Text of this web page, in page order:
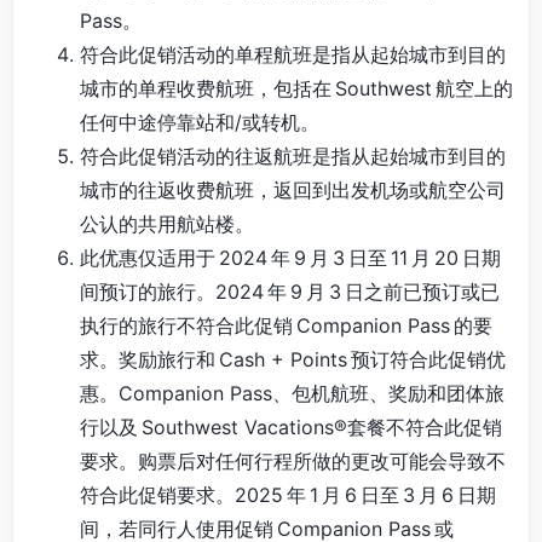
Pass。
符合此促销活动的单程航班是指从起始城市到目的
城市的单程收费航班，包括在 Southwest 航空上的
任何中途停靠站和/或转机。
符合此促销活动的往返航班是指从起始城市到目的
城市的往返收费航班，返回到出发机场或航空公司
公认的共用航站楼。
此优惠仅适用于 2024 年 9 月 3 日至 11 月 20 日期
间预订的旅行。2024 年 9 月 3 日之前已预订或已
执行的旅行不符合此促销 Companion Pass 的要
求。奖励旅行和 Cash + Points 预订符合此促销优
惠。Companion Pass、包机航班、奖励和团体旅
行以及 Southwest Vacations®套餐不符合此促销
要求。购票后对任何行程所做的更改可能会导致不
符合此促销要求。2025 年 1 月 6 日至 3 月 6 日期
间，若同行人使用促销 Companion Pass 或